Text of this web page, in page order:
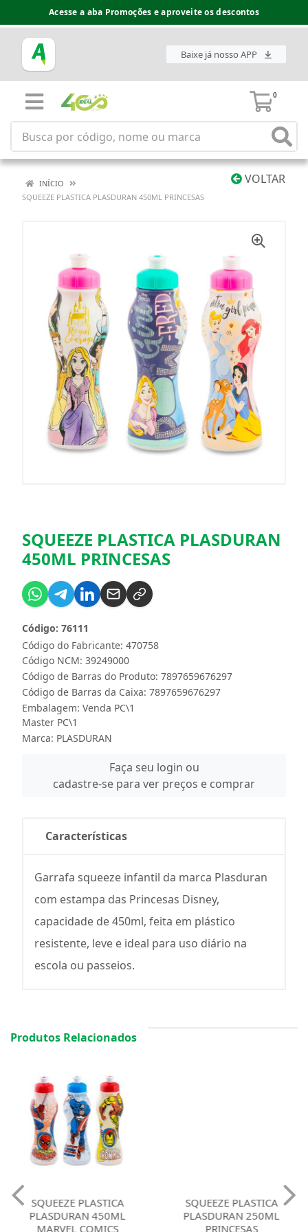
Acesse a aba Promoções e aproveite os descontos
Baixe já nosso APP
0
VOLTAR
INÍCIO
SQUEEZE PLASTICA PLASDURAN 450ML PRINCESAS
SQUEEZE PLASTICA PLASDURAN
450ML PRINCESAS
Código do Fabricante: 470758
Código: 76111
Código NCM: 39249000
Código de Barras do Produto: 7897659676297
Código de Barras da Caixa: 7897659676297
Embalagem: Venda PC\1
Master PC\1
Marca: PLASDURAN
Faça seu login ou
cadastre-se para ver preços e comprar
Características
Garrafa squeeze infantil da marca Plasduran
com estampa das Princesas Disney,
capacidade de 450ml, feita em plástico
resistente, leve e ideal para uso diário na
escola ou passeios.
Produtos Relacionados
SQUEEZE PLASTICA
PLASDURAN 450ML
MARVEL COMICS
SQUEEZE PLASTICA
PLASDURAN 250ML
PRINCESAS